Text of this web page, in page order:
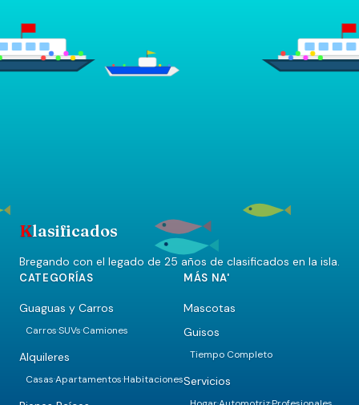
Klasificados
Bregando con el legado de 25 años de clasificados en la isla.
CATEGORÍAS
Guaguas y Carros
Carros·SUVs·Camiones
Alquileres
Casas·Apartamentos·Habitaciones
MÁS NA'
Mascotas
Guisos
Tiempo Completo
Servicios